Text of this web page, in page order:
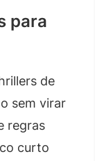
para
de
sem virar
regras
curto